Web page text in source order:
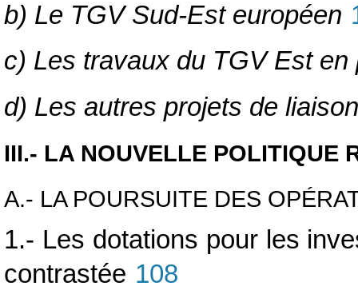
b) Le TGV Sud-Est européen
c) Les travaux du TGV Est en
d) Les autres projets de
III.- LA NOUVELLE POLITIQUE
A.- LA POURSUITE DES
1.- Les dotations pour les
contrastée 108